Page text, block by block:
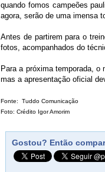
quando fomos campeões
agora, serão de uma imensa
Antes de partirem para o
fotos, acompanhados do
Para a próxima temporada,
mas a apresentação oficial
Fonte: Tuddo Comunicação
Foto: Crédito Igor Amorim
Gostou? Então